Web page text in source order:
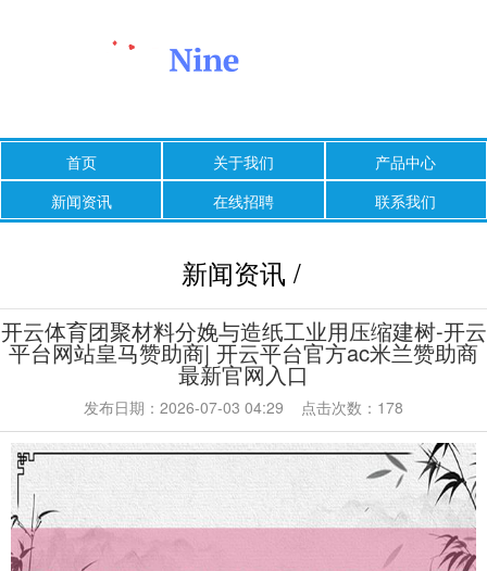
首页 关于我们
产品中心
新闻资讯
在线招聘 联系我们
新闻资讯 /
开云体育团聚材料分娩与造纸工业用压缩建树-开云
平台网站皇马赞助商| 开云平台官方ac米兰赞助商
最新官网入口
发布日期：2026-07-03 04:29 点击次数：178